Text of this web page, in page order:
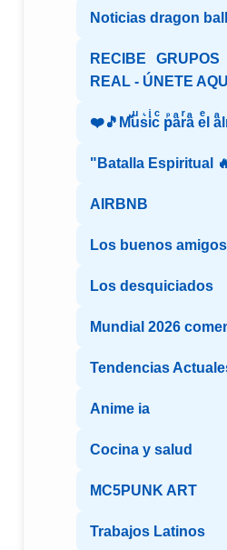
Noticias dragon ball
RECIBE
REAL - ÚNETE
❤️🎵Mⷨuͧs͛iͥcͨ рⷬaͣrͬaͣ eͤl
"Batalla Espiritual
AIRBNB
Los buenos amigos
Los desquiciados
Mundial 2026
Tendencias
Anime ia
Cocina y salud
MC5PUNK ART
Trabajos Latinos